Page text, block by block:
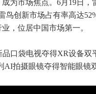
为市场焦点。6月19日
鸟创新市场占有率高达
，位居中国市场第一。
口袋电视夺得XR设备
拍摄眼镜夺得智能眼镜